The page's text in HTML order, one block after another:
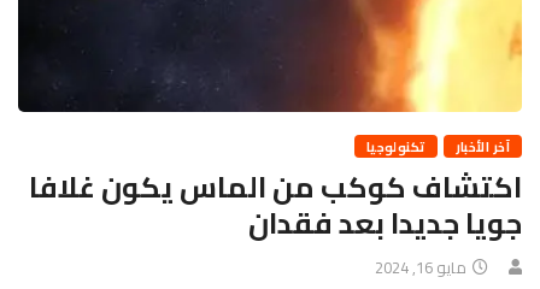
آخر الأخبار تكنولوجيا
اكتشاف كوكب من الماس يكون غلافا
جويا جديدا بعد فقدان
مايو 16, 2024